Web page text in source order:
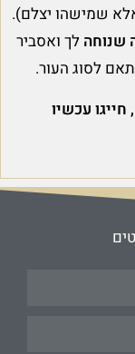
שמישהו יצלם).
שנוחה לך ואסביר
לסוג העור.
עכשיו